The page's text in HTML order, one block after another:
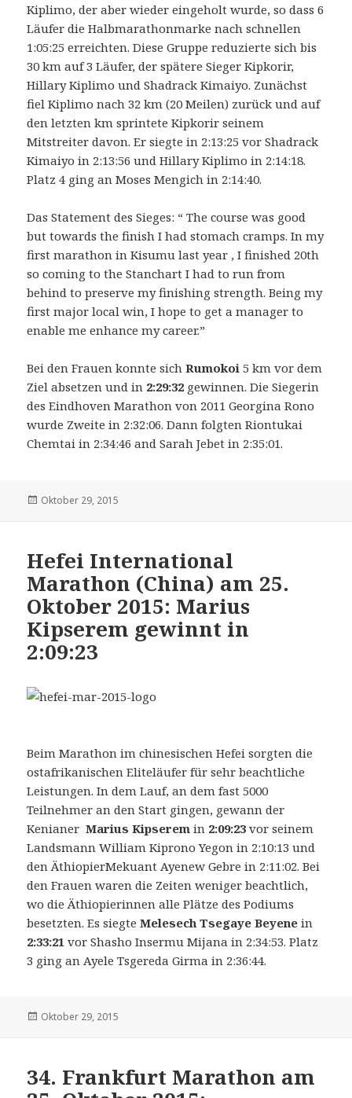
Kiplimo, der aber wieder eingeholt wurde, so dass 6
Läufer die Halbmarathonmarke nach schnellen
1:05:25 erreichten. Diese Gruppe reduzierte sich bis
30 km auf 3 Läufer, der spätere Sieger Kipkorir,
Hillary Kiplimo und Shadrack Kimaiyo. Zunächst
fiel Kiplimo nach 32 km (20 Meilen) zurück und auf
den letzten km sprintete Kipkorir seinem
Mitstreiter davon. Er siegte in 2:13:25 vor Shadrack
Kimaiyo in 2:13:56 und Hillary Kiplimo in 2:14:18.
Platz 4 ging an Moses Mengich in 2:14:40.
Das Statement des Sieges: “ The course was good
but towards the finish I had stomach cramps. In my
first marathon in Kisumu last year , I finished 20th
so coming to the Stanchart I had to run from
behind to preserve my finishing strength. Being my
first major local win, I hope to get a manager to
enable me enhance my career.”
Bei den Frauen konnte sich Rumokoi 5 km vor dem
Ziel absetzen und in 2:29:32 gewinnen. Die Siegerin
des Eindhoven Marathon von 2011 Georgina Rono
wurde Zweite in 2:32:06. Dann folgten Riontukai
Chemtai in 2:34:46 and Sarah Jebet in 2:35:01.
Veröffentlicht
Oktober 29, 2015
Hefei International
Marathon (China) am 25.
Oktober 2015: Marius
Kipserem gewinnt in
2:09:23
Beim Marathon im chinesischen Hefei sorgten die
ostafrikanischen Eliteläufer für sehr beachtliche
Leistungen. In dem Lauf, an dem fast 5000
Teilnehmer an den Start gingen, gewann der
KenianerMarius Kipserem in 2:09:23 vor seinem
Landsmann William Kiprono Yegon in 2:10:13 und
den ÄthiopierMekuant Ayenew Gebre in 2:11:02. Bei
den Frauen waren die Zeiten weniger beachtlich,
wo die Äthiopierinnen alle Plätze des Podiums
besetzten. Es siegteMelesech Tsegaye Beyene in
2:33:21 vor Shasho Insermu Mijana in 2:34:53. Platz
3 ging an Ayele Tsgereda Girma in 2:36:44.
Veröffentlicht
Oktober 29, 2015
34. Frankfurt Marathon am